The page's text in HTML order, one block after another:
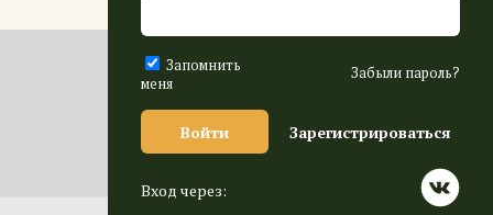
Запомнить
меня
Забыли пароль?
Войти Зарегистрироваться
Вход через: